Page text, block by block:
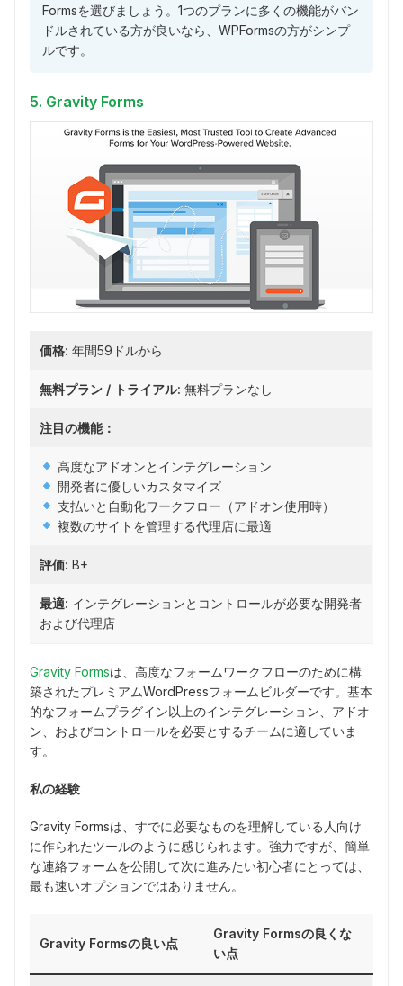
Formsを選びましょう。1つのプランに多くの機能がバン
ドルされている方が良いなら、WPFormsの方がシンプ
ルです。
5. Gravity Forms
価格: 年間59ドルから
無料プラン / トライアル: 無料プランなし
注目の機能：
高度なアドオンとインテグレーション
開発者に優しいカスタマイズ
支払いと自動化ワークフロー（アドオン使用時）
複数のサイトを管理する代理店に最適
評価: B+
最適: インテグレーションとコントロールが必要な開発者
および代理店
Gravity Formsは、高度なフォームワークフローのために構
築されたプレミアムWordPressフォームビルダーです。基本
的なフォームプラグイン以上のインテグレーション、アドオ
ン、およびコントロールを必要とするチームに適していま
す。
私の経験
Gravity Formsは、すでに必要なものを理解している人向け
に作られたツールのように感じられます。強力ですが、簡単
な連絡フォームを公開して次に進みたい初心者にとっては、
最も速いオプションではありません。
Gravity Formsの良い点
Gravity Formsの良くな
い点